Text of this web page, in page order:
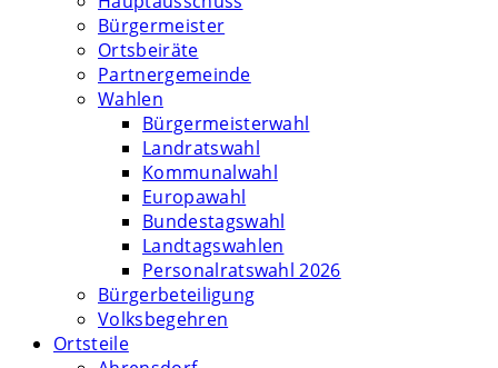
Bürgermeister
Ortsbeiräte
Partnergemeinde
Wahlen
Bürgermeisterwahl
Landratswahl
Kommunalwahl
Europawahl
Bundestagswahl
Landtagswahlen
Personalratswahl 2026
Bürgerbeteiligung
Volksbegehren
Ortsteile